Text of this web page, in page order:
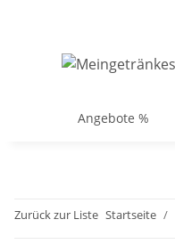
Angebote %
Zurück zur Liste Startseite